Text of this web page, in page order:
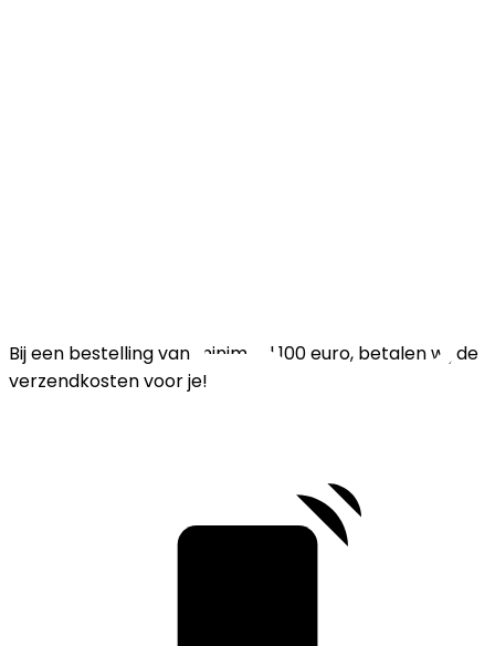
Bij een bestelling van minimaal 100 euro, betalen wij de
verzendkosten voor je!